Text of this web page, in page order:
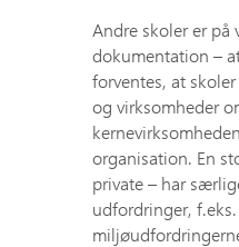
Andre skoler er
dokumentation –
forventes, at
og virksomheder
organisation. En
private – har
udfordringer,